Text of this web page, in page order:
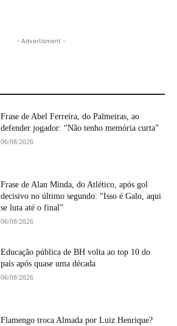
- Advertisment -
Frase de Abel Ferreira, do Palmeiras, ao
defender jogador: “Não tenho memória curta”
06/08/2026
Frase de Alan Minda, do Atlético, após gol
decisivo no último segundo: “Isso é Galo, aqui
se luta até o final”
06/08/2026
Educação pública de BH volta ao top 10 do
país após quase uma década
06/08/2026
Flamengo troca Almada por Luiz Henrique?